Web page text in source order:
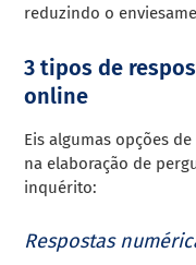
reduzindo o
3 tipos de
online
Eis algumas opções
na elaboração de
inquérito:
Respostas